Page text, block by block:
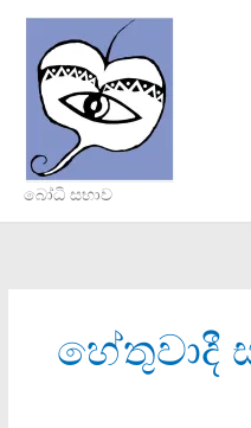
content
බෝධි සභාව
හේතුවාදී